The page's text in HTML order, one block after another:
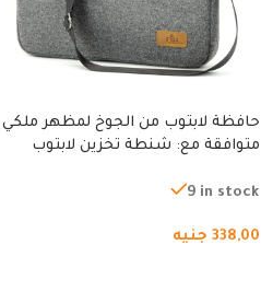
حافظة لابتوب من الجوخ لمظهر ملكي |
متوافقة مع: شنطة تخزين لابتوب
من الجوخ لجهاز نوت بوك والتابلت،
9 in stock
338,00 جنيه